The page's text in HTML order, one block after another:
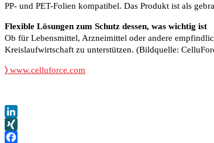
PP- und PET-Folien kompatibel. Das Produkt ist als
Flexible Lösungen zum Schutz dessen, was wichtig ist
Ob für Lebensmittel, Arzneimittel oder andere
Kreislaufwirtschaft zu unterstützen. (Bildquelle:
〉 www.celluforce.com
LinkedIn
XING